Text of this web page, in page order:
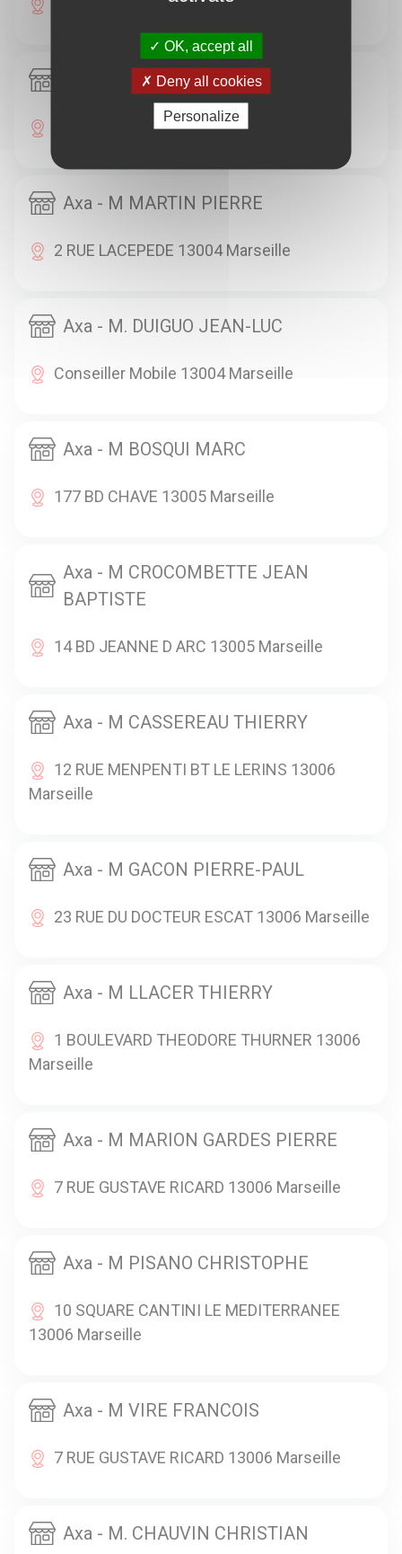
Axa - SGTA SE MARSEILLE SARL
40 RUE DE BELLE DE MAI 13003 Marseille
Axa - M MARTIN PIERRE
2 RUE LACEPEDE 13004 Marseille
Axa - M. DUIGUO JEAN-LUC
Conseiller Mobile 13004 Marseille
Axa - M BOSQUI MARC
177 BD CHAVE 13005 Marseille
Axa - M CROCOMBETTE JEAN
BAPTISTE
14 BD JEANNE D ARC 13005 Marseille
Axa - M CASSEREAU THIERRY
12 RUE MENPENTI BT LE LERINS 13006
Marseille
Axa - M GACON PIERRE-PAUL
23 RUE DU DOCTEUR ESCAT 13006 Marseille
Axa - M LLACER THIERRY
1 BOULEVARD THEODORE THURNER 13006
Marseille
Axa - M MARION GARDES PIERRE
7 RUE GUSTAVE RICARD 13006 Marseille
Axa - M PISANO CHRISTOPHE
10 SQUARE CANTINI LE MEDITERRANEE
13006 Marseille
Axa - M VIRE FRANCOIS
7 RUE GUSTAVE RICARD 13006 Marseille
Axa - M. CHAUVIN CHRISTIAN
OK, accept all
Deny all cookies
Personalize